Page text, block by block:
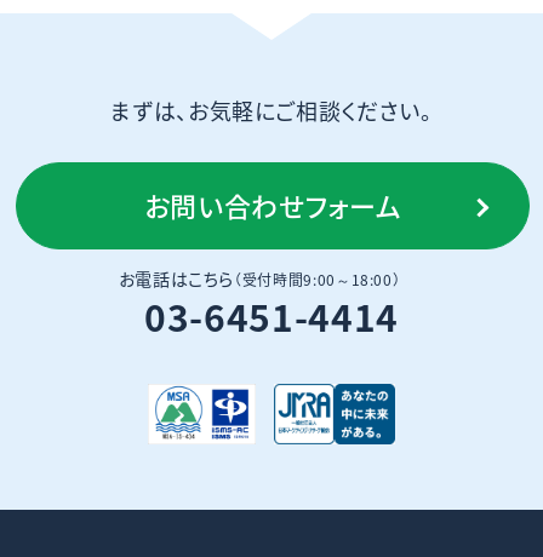
まずは、お気軽にご相談ください。
お問い合わせフォーム
お電話はこちら （受付時間9:00～18:00）
03-6451-4414